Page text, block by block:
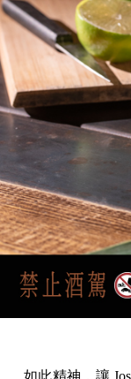
如此精神，讓